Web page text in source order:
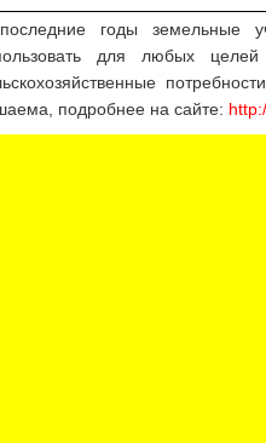
годы земельные
для любых
подробнее на сайте: